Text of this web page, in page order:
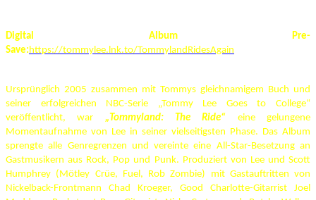
Digital Album Pre-
Save: https://tommylee.lnk.to/TommylandRidesAgain
Ursprünglich 2005 zusammen mit Tommys gleichnamigem Buch und
seiner erfolgreichen NBC-Serie „Tommy Lee Goes to College“
veröffentlicht, war „Tommyland: The Ride“ eine gelungene
Momentaufnahme von Lee in seiner vielseitigsten Phase. Das Album
sprengte alle Genregrenzen und vereinte eine All-Star-Besetzung an
Gastmusikern aus Rock, Pop und Punk. Produziert von Lee und Scott
Humphrey (Mötley Crüe, Fuel, Rob Zombie) mit Gastauftritten von
Nickelback-Frontmann Chad Kroeger, Good Charlotte-Gitarrist Joel